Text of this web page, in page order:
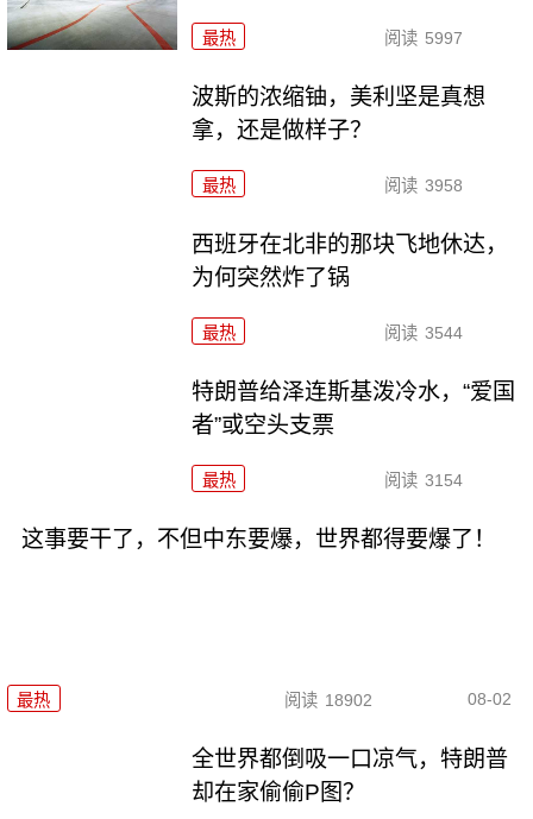
最热 阅读 5997
波斯的浓缩铀，美利坚是真想
拿，还是做样子？
最热 阅读 3958
西班牙在北非的那块飞地休达，
为何突然炸了锅
最热 阅读 3544
特朗普给泽连斯基泼冷水，“爱国
者”或空头支票
最热 阅读 3154
这事要干了，不但中东要爆，世界都得要爆了！
最热 阅读 18902 08-02
全世界都倒吸一口凉气，特朗普
却在家偷偷P图？